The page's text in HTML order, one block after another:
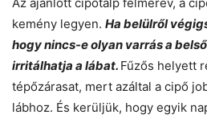
kemény legyen. Ha belülről
hogy nincs-e olyan varrás a
irritálhatja a lábat. Fűzős helyett
tépőzárasat, mert azáltal a cipő
lábhoz. És kerüljük, hogy egyik